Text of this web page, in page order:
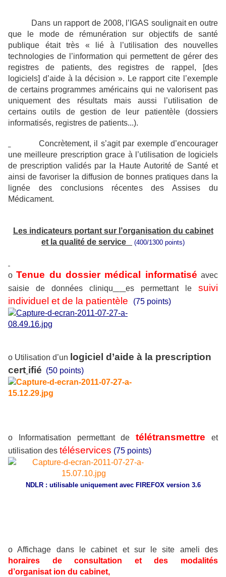
Dans un rapport de 2008, l’IGAS soulignait en outre
que le mode de rémunération sur objectifs de santé
publique
était très « lié à l’utilisation des nouvelles
technologies de l’information qui permettent de gérer des
registres de patients, des registres de rappel, [des
logiciels] d’aide à la décision ». Le rapport cite l’exemple
de certains programmes américains qui ne valorisent pas
uniquement des résultats mais aussi l’utilisation de
certains outils de gestion de leur patientèle (dossiers
informatisés, registres de patients...).
Concrètement, il s’agit par exemple d’encourager
une meilleure prescription grace à l’utilisation de logiciels
de prescription validés par la Haute Autorité de Santé et
ainsi de favoriser la diffusion de bonnes pratiques dans la
lignée des conclusions récentes des Assises du
Médicament.
Les indicateurs portant sur l’organisation du cabinet
et la qualité de service
(400/1300 points)
oTenue du dossier médical informatisé avec
saisie de données cliniqu
es permettant le suivi
individuel et de la patientèle
(75 points)
o Utilisation d’un logiciel d’aide à la prescription
cert ifié (50 points)
o Informatisation permettant detélétransmettre et
utilisation des téléservices (75 points)
NDLR : utilisable uniquement avec FIREFOX version 3.6
o Affichage dans le cabinet et sur le site ameli des
horaires de consultation et des modalités
d’organisat ion du cabinet,